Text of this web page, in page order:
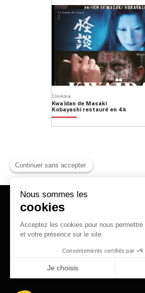
Cinéma
Kwaïdan de Masaki
Kobayashi restauré en 4k